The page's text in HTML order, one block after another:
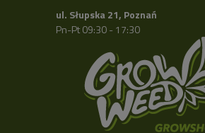
ul. Słupska 21, Poznań
Pn-Pt 09:30 - 17:30